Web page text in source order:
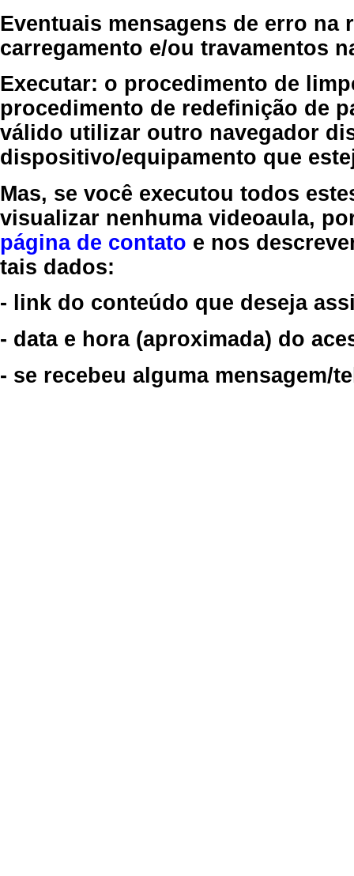
Eventuais mensagens de erro
carregamento e/ou travamentos
Executar: o procedimento de
procedimento de redefinição de
válido utilizar outro navegador
dispositivo/equipamento que
Mas, se você executou todos
visualizar nenhuma videoaula,
página de contato e nos
tais dados:
- link do conteúdo que deseja
- data e hora (aproximada) do
- se recebeu alguma mensagem/